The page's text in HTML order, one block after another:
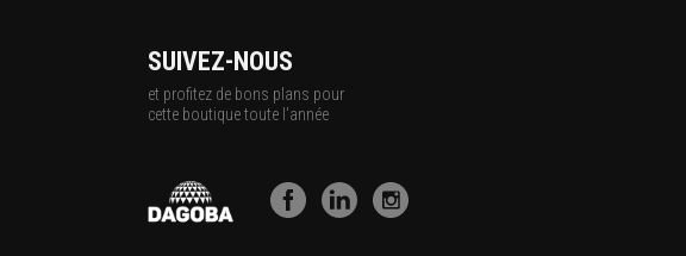
SUIVEZ-NOUS
et profitez de bons plans pour
cette boutique toute l'année